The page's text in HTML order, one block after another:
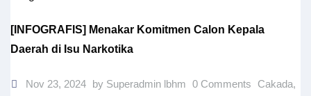
[INFOGRAFIS] Menakar Komitmen Calon Kepala
Daerah di Isu Narkotika
Nov 23, 2024 by Superadmin lbhm 0 Comments Cakada,